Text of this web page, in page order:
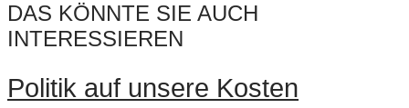
DAS KÖNNTE SIE AUCH
INTERESSIEREN
Politik auf unsere Kosten